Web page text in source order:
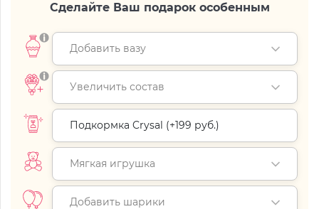
Сделайте Ваш подарок особенным
Добавить вазу
Увеличить состав
Подкормка Crysal (+199 руб.)
Мягкая игрушка
Добавить шарики